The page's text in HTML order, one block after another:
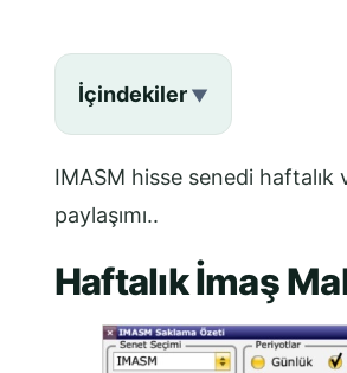
İçindekiler
IMASM hisse senedi haftalık
paylaşımı..
Haftalık İmaş